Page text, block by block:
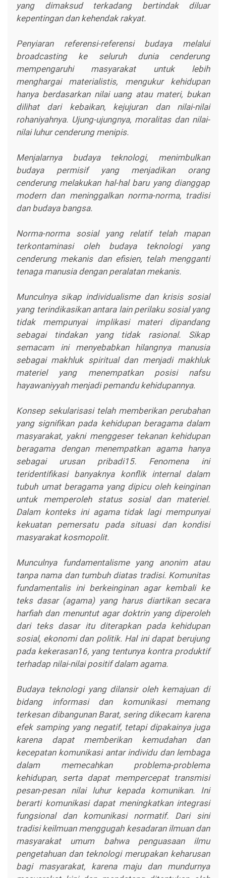
yang dimaksud terkadang bertindak diluar
kepentingan dan kehendak rakyat.
Penyiaran referensi-referensi budaya melalui
broadcasting ke seluruh dunia cenderung
mempengaruhi masyarakat untuk lebih
menghargai materialistis, mengukur kehidupan
hanya berdasarkan nilai uang atau materi, bukan
dilihat dari kebaikan, kejujuran dan nilai-nilai
rohaniyahnya. Ujung-ujungnya, moralitas dan nilai-
nilai luhur cenderung menipis.
Menjalarnya budaya teknologi, menimbulkan
budaya permisif yang menjadikan orang
cenderung melakukan hal-hal baru yang dianggap
modern dan meninggalkan norma-norma, tradisi
dan budaya bangsa.
Norma-norma sosial yang relatif telah mapan
terkontaminasi oleh budaya teknologi yang
cenderung mekanis dan efisien, telah mengganti
tenaga manusia dengan peralatan mekanis.
Munculnya sikap individualisme dan krisis sosial
yang terindikasikan antara lain perilaku sosial yang
tidak mempunyai implikasi materi dipandang
sebagai tindakan yang tidak rasional. Sikap
semacam ini menyebabkan hilangnya manusia
sebagai makhluk spiritual dan menjadi makhluk
materiel yang menempatkan posisi nafsu
hayawaniyyah menjadi pemandu kehidupannya.
Konsep sekularisasi telah memberikan perubahan
yang signifikan pada kehidupan beragama dalam
masyarakat, yakni menggeser tekanan kehidupan
beragama dengan menempatkan agama hanya
sebagai urusan pribadi15. Fenomena ini
teridentifikasi banyaknya konflik internal dalam
tubuh umat beragama yang dipicu oleh keinginan
untuk memperoleh status sosial dan materiel.
Dalam konteks ini agama tidak lagi mempunyai
kekuatan pemersatu pada situasi dan kondisi
masyarakat kosmopolit.
Munculnya fundamentalisme yang anonim atau
tanpa nama dan tumbuh diatas tradisi. Komunitas
fundamentalis ini berkeinginan agar kembali ke
teks dasar (agama) yang harus diartikan secara
harfiah dan menuntut agar doktrin yang diperoleh
dari teks dasar itu diterapkan pada kehidupan
sosial, ekonomi dan politik. Hal ini dapat berujung
pada kekerasan16, yang tentunya kontra produktif
terhadap nilai-nilai positif dalam agama.
Budaya teknologi yang dilansir oleh kemajuan di
bidang informasi dan komunikasi memang
terkesan dibangunan Barat, sering dikecam karena
efek samping yang negatif, tetapi dipakainya juga
karena dapat memberikan kemudahan dan
kecepatan komunikasi antar individu dan lembaga
dalam memecahkan problema-problema
kehidupan, serta dapat mempercepat transmisi
pesan-pesan nilai luhur kepada komunikan. Ini
berarti komunikasi dapat meningkatkan integrasi
fungsional dan komunikasi normatif. Dari sini
tradisi keilmuan menggugah kesadaran ilmuan dan
masyarakat umum bahwa penguasaan ilmu
pengetahuan dan teknologi merupakan keharusan
bagi masyarakat, karena maju dan mundurnya